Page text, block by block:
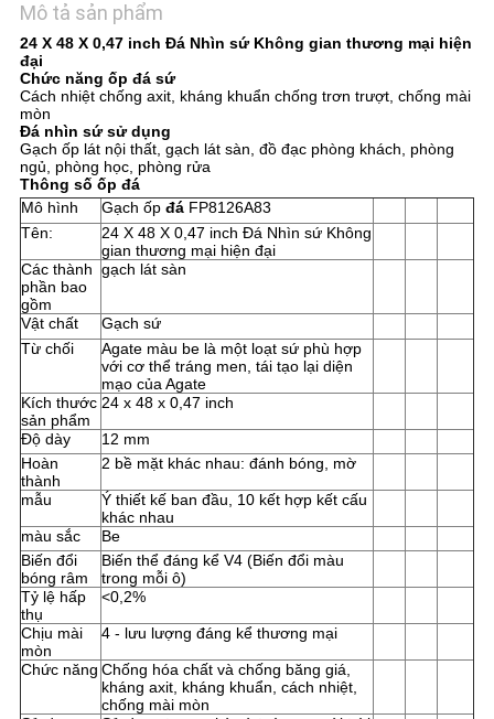
ĐỒ
TRANG
WEB
CHÍNH
SÁCH
BẢO
MẬT
Mô tả sản phẩm
24 X 48 X 0,47 inch Đá Nhìn sứ Không gian thương mại hiện
đại
Chức năng ốp đá sứ
Cách nhiệt chống axit, kháng khuẩn chống trơn trượt, chống mài
mòn
Đá nhìn sứ sử dụng
Gạch ốp lát nội thất, gạch lát sàn, đồ đạc phòng khách, phòng
ngủ, phòng học, phòng rửa
Thông số ốp đá
Mô hình
Gạch ốp đáFP8126A83
Tên:
24 X 48 X 0,47 inch Đá Nhìn sứ Không
gian thương mại hiện đại
Các thành
phần bao
gồm
gạch lát sàn
Vật chất
Gạch sứ
Từ chối
Agate màu be là một loạt sứ phù hợp
với cơ thể tráng men, tái tạo lại diện
mạo của Agate
Kích thước
sản phẩm
24 x 48 x 0,47 inch
Độ dày
12 mm
Hoàn
thành
2 bề mặt khác nhau: đánh bóng, mờ
mẫu
Ý thiết kế ban đầu, 10 kết hợp kết cấu
khác nhau
màu sắc
Be
Biến đổi
bóng râm
Biến thể đáng kể V4 (Biến đổi màu
trong mỗi ô)
Tỷ lệ hấp
thụ
<0,2%
Chịu mài
mòn
4 - lưu lượng đáng kể thương mại
Chức năng Chống hóa chất và chống băng giá,
kháng axit, kháng khuẩn, cách nhiệt,
chống mài mòn